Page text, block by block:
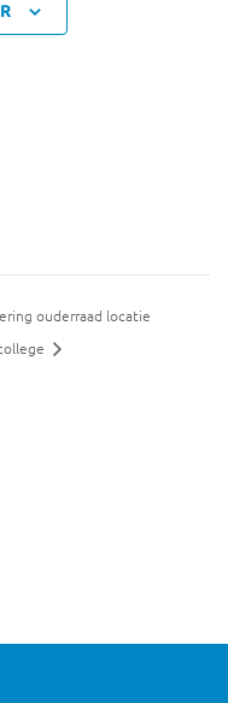
ouderraad locatie